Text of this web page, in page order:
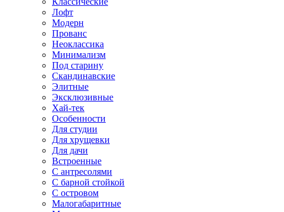
Лофт
Модерн
Прованс
Неоклассика
Минимализм
Под старину
Скандинавские
Элитные
Эксклюзивные
Хай-тек
Особенности
Для студии
Для хрущевки
Для дачи
Встроенные
С антресолями
С барной стойкой
С островом
Малогабаритные